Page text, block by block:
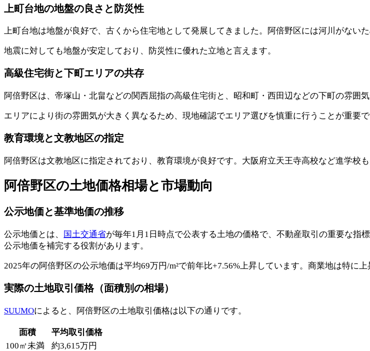
上町台地の地盤の良さと防災性
上町台地は地盤が良好で、古くから住宅地として発展してきました。阿倍野区には河川がない
地震に対しても地盤が安定しており、防災性に優れた立地と言えます。
高級住宅街と下町エリアの共存
阿倍野区は、帝塚山・北畠などの関西屈指の高級住宅街と、昭和町・西田辺などの下町の雰囲
エリアにより街の雰囲気が大きく異なるため、現地確認でエリア選びを慎重に行うことが重要で
教育環境と文教地区の指定
阿倍野区は文教地区に指定されており、教育環境が良好です。大阪府立天王寺高校など進学校
阿倍野区の土地価格相場と市場動向
公示地価と基準地価の推移
公示地価とは、 国土交通省が毎年1月1日時点で公表する土地の価格で、不動産取引の重要な指
公示地価を補完する役割があります。
2025年の阿倍野区の公示地価は平均69万円/m²で前年比+7.56%上昇しています。商業地は特に
実際の土地取引価格（面積別の相場）
SUUMOによると、阿倍野区の土地取引価格は以下の通りです。
面積
平均取引価格
100㎡未満
約3,615万円